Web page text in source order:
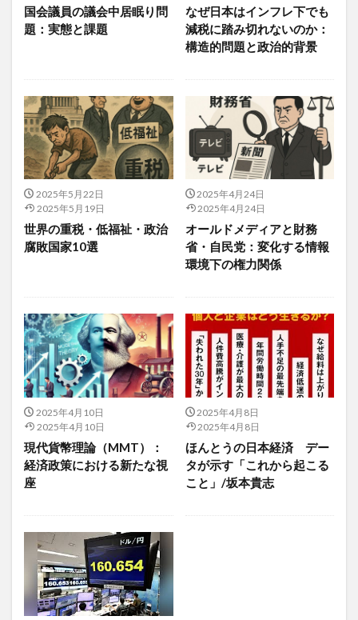
プロスタグランジン関連薬
ブロック
ブロックチェーン
ブロッコリー
プロペシア
プロポザイム
フロン排出抑制法
フンザ
ベーコン
ベーシックインカム
ページランク
ベースタイガー
ベータカロチン
ヘアケア
ヘアドルーチェ
ヘアバース
ベイズの定理
ヘキサナール
ペコリーノチーズ
ベジタリアン
ペスタロッチ
ペソ切り下げ
ヘッドマッサージ
ヘパリン類似物質
ペパロニ
ベビーライフ研究所
ヘム鉄
ヘリテージ財団 ペルー
ペルー人参
ヘルスケア
ベルタ葉酸サプリ
ベルタ葉酸マカプラス
ベンチプレス
ヘンプシード
ポーカー
ポーカープレーヤー
ポートビラ
ポートフォリオワーカー
ポートフォリオ理論
ポイントご利用券
ほうれい線
ポストコロナ時代
ポストハーベスト農薬
ホタテラーメン
ボッキメシ
ホットヨガ
ホットヨガスタジオ
ボツリヌス・トキシン注入
ボツリヌス注射
ボディスキャン瞑想
ボトックス注射
ほどほど養生訓
ホモ・サピエンス
ボラティリティ
国会議員の議会中居眠り問
題：実態と課題
なぜ日本はインフレ下でも
減税に踏み切れないのか：
構造的問題と政治的背景
2025年5月22日
2025年5月19日
世界の重税・低福祉・政治
腐敗国家10選
2025年4月24日
2025年4月24日
オールドメディアと財務
省・自民党：変化する情報
環境下の権力関係
2025年4月10日
2025年4月10日
現代貨幣理論（MMT）：
経済政策における新たな視
座
2025年4月8日
2025年4月8日
ほんとうの日本経済 デー
タが示す「これから起こる
こと」/坂本貴志